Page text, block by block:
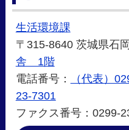
生活環境課
〒315-8640 茨城県石
舎 1階
電話番号：
（代表）
23-7301
ファクス番号：0299-